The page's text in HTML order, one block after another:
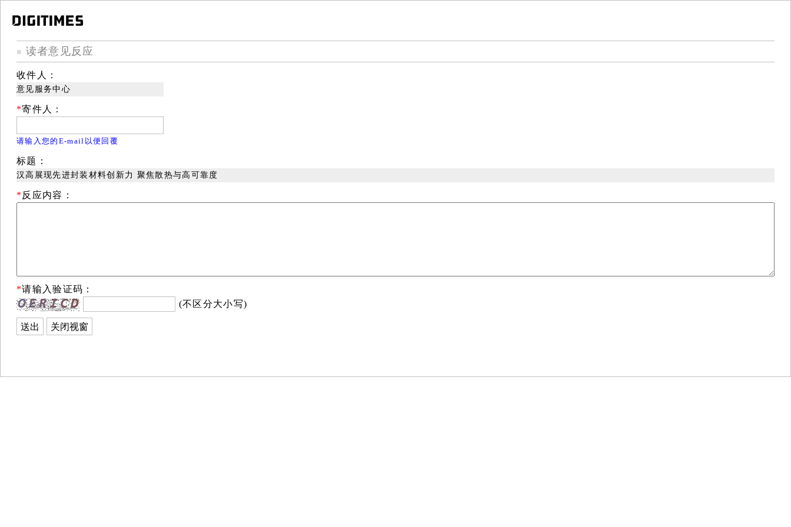
■ 读者意见反应
收件人：
意见服务中心
*寄件人：
请输入您的E-mail以便回覆
标题：
汉高展现先进封装材料创新力 聚焦散热与高可靠度
* 反应内容：
*请输入验证码：
(不区分大小写)